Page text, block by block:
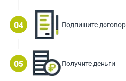
Подпишите договор
Получите деньги